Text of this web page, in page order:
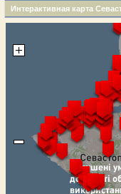
Интерактивная карта